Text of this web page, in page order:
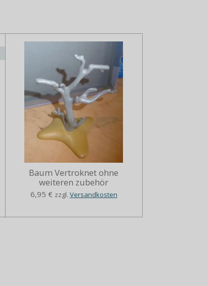
Baum Vertroknet ohne
weiteren zubehör
6,95 € zzgl. Versandkosten